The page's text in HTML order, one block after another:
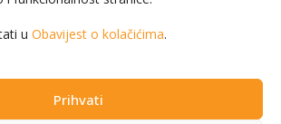
u Obavijest o kolačićima.
Prihvati